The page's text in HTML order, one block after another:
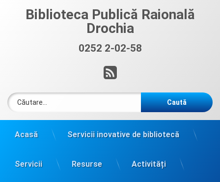
Biblioteca Publică Raională
Drochia
0252 2-02-58
RSS
Caută după:
Acasă Servicii inovative de bibliotecă
Servicii Resurse Activități